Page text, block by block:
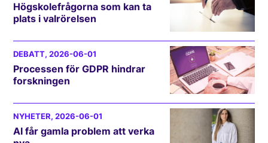
Högskolefrågorna som kan ta
plats i valrörelsen
DEBATT, 2026-06-01
Processen för GDPR hindrar
forskningen
NYHETER, 2026-06-01
AI får gamla problem att verka